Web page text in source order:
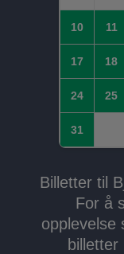
10 11
17 18
24 25
31
Billetter til
For å
opplevelse